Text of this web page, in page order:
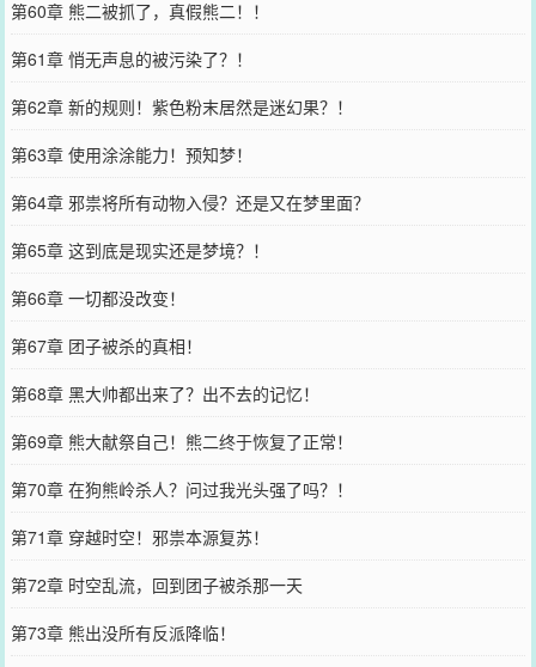
第60章 熊二被抓了，真假熊二！！
第61章 悄无声息的被污染了？！
第62章 新的规则！紫色粉末居然是迷幻果？！
第63章 使用涂涂能力！预知梦！
第64章 邪祟将所有动物入侵？还是又在梦里面？
第65章 这到底是现实还是梦境？！
第66章 一切都没改变！
第67章 团子被杀的真相！
第68章 黑大帅都出来了？出不去的记忆！
第69章 熊大献祭自己！熊二终于恢复了正常！
第70章 在狗熊岭杀人？问过我光头强了吗？！
第71章 穿越时空！邪祟本源复苏！
第72章 时空乱流，回到团子被杀那一天
第73章 熊出没所有反派降临！